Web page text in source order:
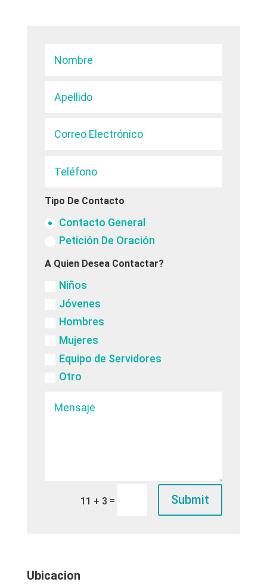
Tipo De Contacto
Contacto General
Petición De Oración
A Quien Desea Contactar?
Niños
Jóvenes
Hombres
Mujeres
Equipo de Servidores
Otro
11 + 3 = Submit
Ubicacion